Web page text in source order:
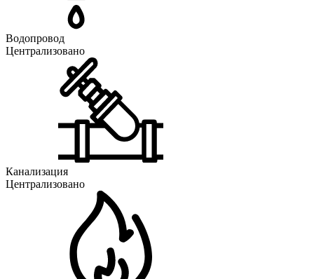
Водопровод
Централизовано
Канализация
Централизовано